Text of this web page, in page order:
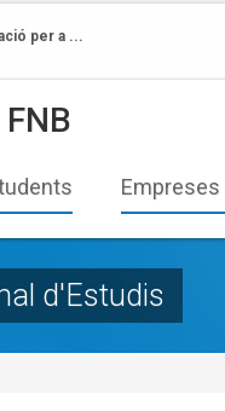
per a ...
FNB
Empreses
d'Estudis